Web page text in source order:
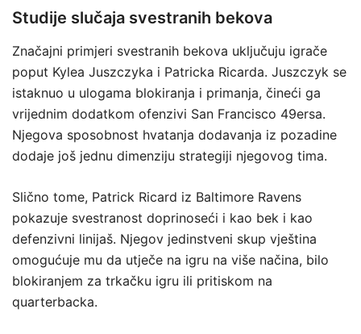
Studije slučaja svestranih bekova
Značajni primjeri svestranih bekova uključuju igrače
poput Kylea Juszczyka i Patricka Ricarda. Juszczyk se
istaknuo u ulogama blokiranja i primanja, čineći ga
vrijednim dodatkom ofenzivi San Francisco 49ersa.
Njegova sposobnost hvatanja dodavanja iz pozadine
dodaje još jednu dimenziju strategiji njegovog tima.
Slično tome, Patrick Ricard iz Baltimore Ravens
pokazuje svestranost doprinoseći i kao bek i kao
defenzivni linijaš. Njegov jedinstveni skup vještina
omogućuje mu da utječe na igru na više načina, bilo
blokiranjem za trkačku igru ili pritiskom na
quarterbacka.